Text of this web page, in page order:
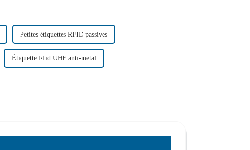
Petites étiquettes RFID passives
Étiquette Rfid UHF anti-métal